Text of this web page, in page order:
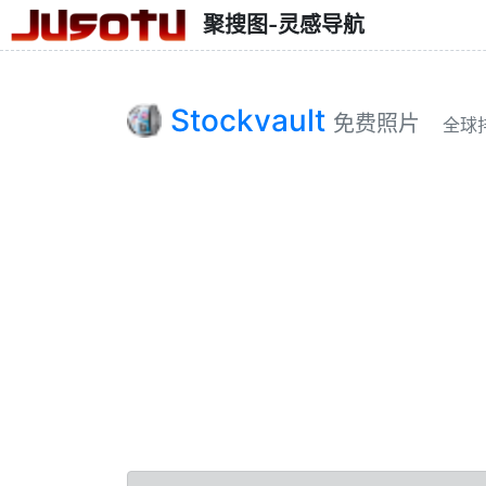
聚搜图-灵感导航
Stockvault 免费照片 全球